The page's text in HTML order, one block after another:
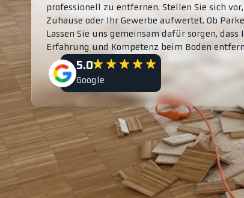
professionell zu entfernen. Stellen Sie sich
Zuhause oder Ihr Gewerbe aufwertet. Ob
Lassen Sie uns gemeinsam dafür sorgen,
Erfahrung und Kompetenz beim Boden
5.0
Google